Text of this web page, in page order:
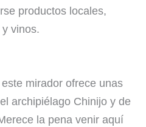
productos locales,
vinos.
mirador ofrece unas
archipiélago Chinijo y de
la pena venir aquí